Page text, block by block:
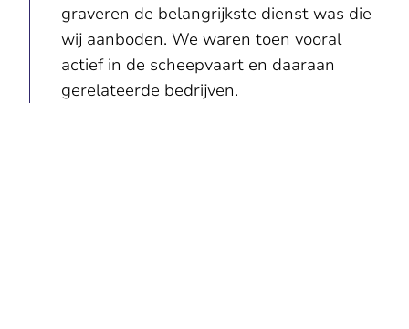
graveren de belangrijkste dienst was die
wij aanboden. We waren toen vooral
actief in de scheepvaart en daaraan
gerelateerde bedrijven.